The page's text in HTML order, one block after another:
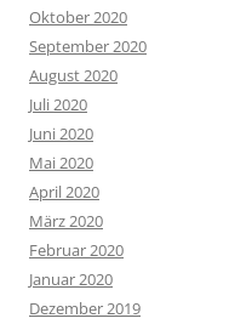
Oktober 2020
September 2020
August 2020
Juli 2020
Juni 2020
Mai 2020
April 2020
März 2020
Februar 2020
Januar 2020
Dezember 2019